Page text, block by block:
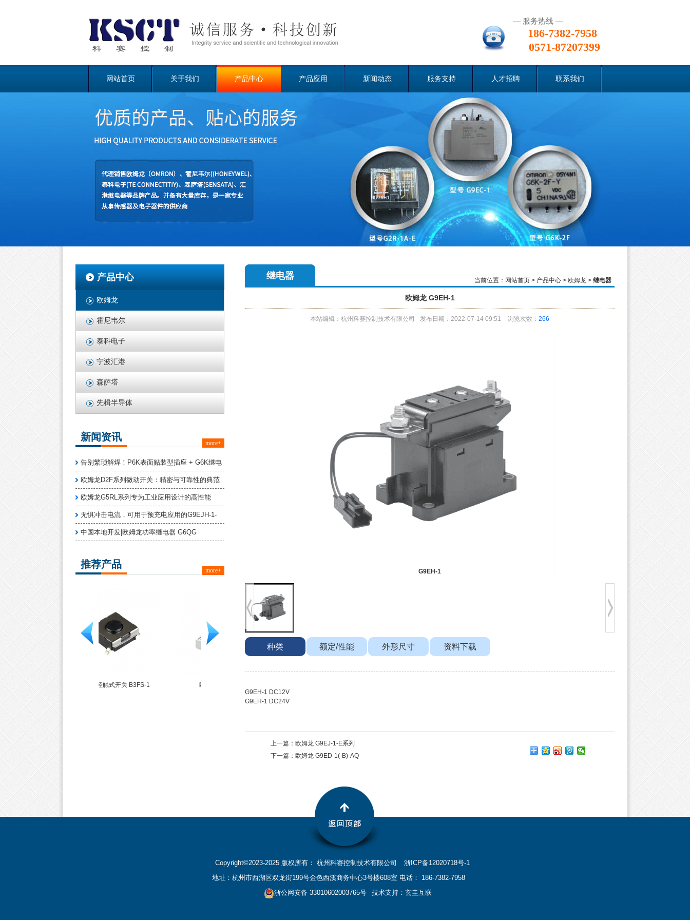
0571-87207399
186-7382-7958
— 服务热线 —
网站首页 关于我们 产品中心 产品应用 新闻动态 服务支持 人才招聘 联系我们
产品中心
欧姆龙
霍尼韦尔
泰科电子
宁波汇港
森萨塔
先楫半导体
新闻资讯
more+
告别繁琐解焊！P6K表面贴装型插座 + G6K继电
欧姆龙D2F系列微动开关：精密与可靠性的典范
欧姆龙G5RL系列专为工业应用设计的高性能
无惧冲击电流，可用于预充电应用的G9EJH-1-
中国本地开发|欧姆龙功率继电器 G6QG
推荐产品
more+
欧姆龙 G6K系列
继电器 当前位置： 网站首页 > 产品中心 > 欧姆龙 > 继电器
欧姆龙 G9EH-1
本站编辑：杭州科赛控制技术有限公司 发布日期：2022-07-14 09:51 浏览次数： 266
G9EH-1
种类 额定/性能 外形尺寸 资料下载
G9EH-1 DC12V
G9EH-1 DC24V
上一篇： 欧姆龙 G9EJ-1-E系列
下一篇： 欧姆龙 G9ED-1(-B)-AQ
Copyright©2023-2025 版权所有： 杭州科赛控制技术有限公司
浙ICP备12020718号-1
地址：杭州市西湖区双龙街199号金色西溪商务中心3号楼608室 电话： 186-7382-7958
浙公网安备 33010602003765号
技术支持：玄圭互联